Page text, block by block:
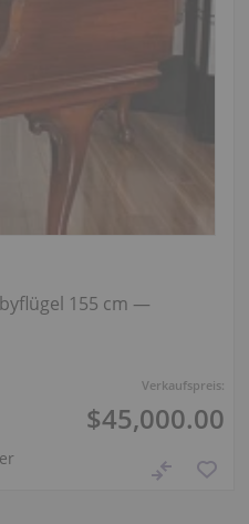
Verkaufspreis:
$45,000.00
155 cm —